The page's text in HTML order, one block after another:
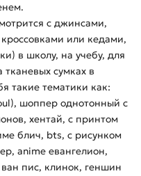
с джинсами,
или кедами,
в школу, на учебу, для
сумках в
такие тематики как:
шоппер однотонный с
хентай, с принтом
блич, bts, с рисунком
anime евангелион,
пис, клинок, геншин